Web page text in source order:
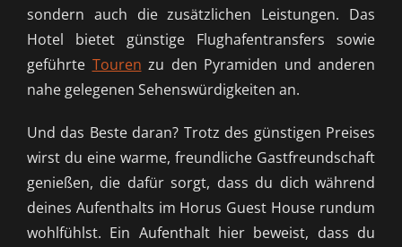
sondern auch die zusätzlichen Leistungen. Das
Hotel bietet günstige Flughafentransfers sowie
geführte Touren zu den Pyramiden und anderen
nahe gelegenen Sehenswürdigkeiten an.
Und das Beste daran? Trotz des günstigen Preises
wirst du eine warme, freundliche Gastfreundschaft
genießen, die dafür sorgt, dass du dich während
deines Aufenthalts im Horus Guest House rundum
wohlfühlst. Ein Aufenthalt hier beweist, dass du